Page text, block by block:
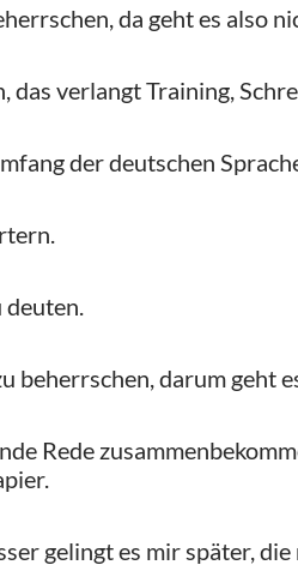
da geht es also
verlangt Training,
der deutschen
deuten.
beherrschen, darum geht
Rede
gelingt es mir später,